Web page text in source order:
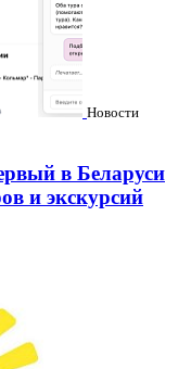
Новости
в Беларуси
и экскурсий